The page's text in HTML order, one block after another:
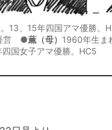
13、15年四国アマ優勝
営 ●薫（母） 1960年生ま
国女子アマ優勝。HC5